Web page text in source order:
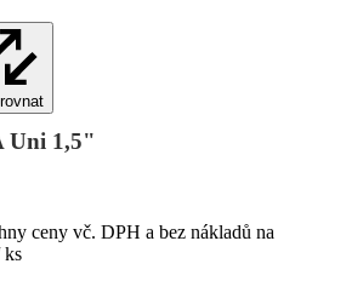
Uni 1,5"
ceny vč. DPH a bez nákladů na
ks